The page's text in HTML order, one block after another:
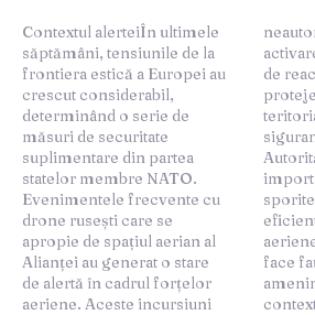
Contextul alerteiÎn ultimele
săptămâni, tensiunile de la
frontiera estică a Europei au
crescut considerabil,
determinând o serie de
măsuri de securitate
suplimentare din partea
statelor membre NATO.
Evenimentele frecvente cu
drone rusești care se
apropie de spațiul aerian al
Alianței au generat o stare
de alertă în cadrul forțelor
aeriene. Aceste incursiuni
neautorizate au dus la
activarea unor protocoale
de reacție rapidă, menite să
protejeze integritatea
teritorială și să asigure
siguranța cetățenilor.
Autoritățile au subliniat
importanța unei vigilențe
sporite și a unei coordonări
eficiente între diferitele baze
aeriene din regiune pentru a
face față posibilelor
amenințări. În acest